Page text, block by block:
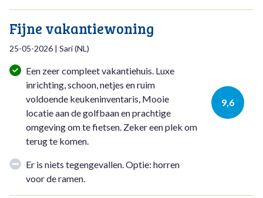
Fijne vakantiewoning
25-05-2026 | Sari(NL)
9,6
Een zeer compleet vakantiehuis. Luxe
inrichting, schoon, netjes en ruim
voldoende keukeninventaris, Mooie
locatie aan de golfbaan en prachtige
omgeving om te fietsen. Zeker een plek om
terug te komen.
Er is niets tegengevallen. Optie: horren
voor de ramen.